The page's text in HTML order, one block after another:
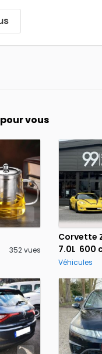
vous
352 vues
Corvette
7.0L 600
Véhicules